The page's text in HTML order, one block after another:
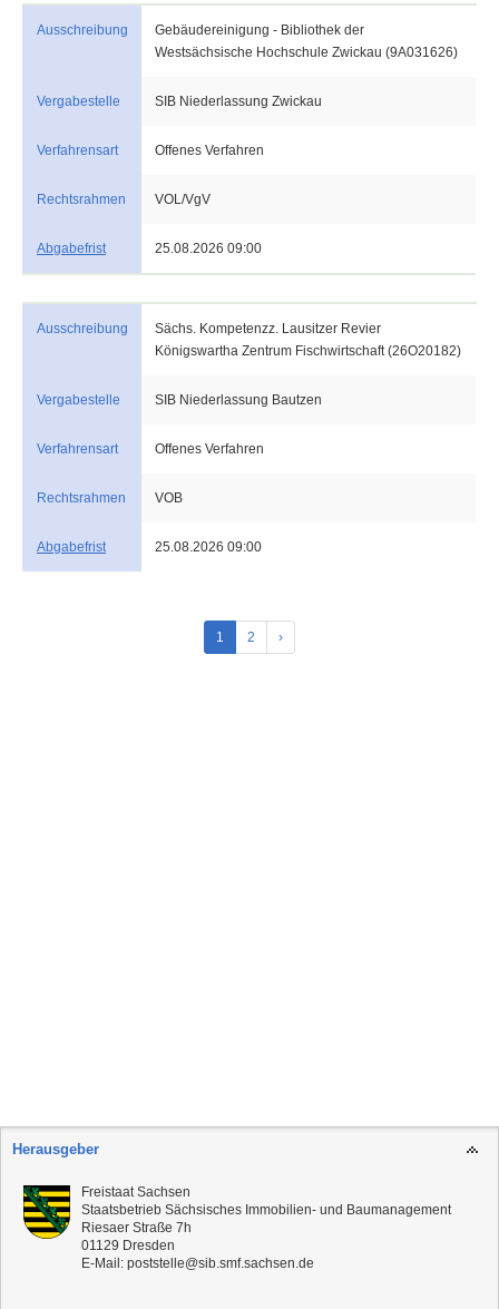
Ausschreibung
Gebäudereinigung - Bibliothek der
Westsächsische Hochschule Zwickau (9A031626)
Vergabestelle SIB Niederlassung Zwickau
Verfahrensart Offenes Verfahren
Rechtsrahmen VOL/VgV
Abgabefrist 25.08.2026 09:00
Ausschreibung
Sächs. Kompetenzz. Lausitzer Revier
Königswartha Zentrum Fischwirtschaft (26O20182)
Vergabestelle SIB Niederlassung Bautzen
Verfahrensart Offenes Verfahren
Rechtsrahmen VOB
Abgabefrist 25.08.2026 09:00
1 2 ›
Herausgeber
Freistaat Sachsen
Staatsbetrieb Sächsisches Immobilien- und Baumanagement
Riesaer Straße 7h
01129 Dresden
E-Mail: poststelle@sib.smf.sachsen.de